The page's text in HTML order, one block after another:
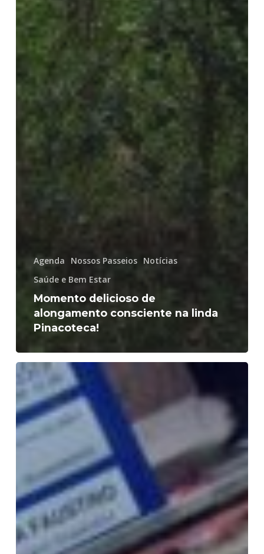
Agenda Nossos Passeios Notícias
Saúde e Bem Estar
Momento delicioso de
alongamento consciente na linda
Pinacoteca!
MEXA-
Faça
atividades
físicas
professora
Ana
Paula
Ambrozi